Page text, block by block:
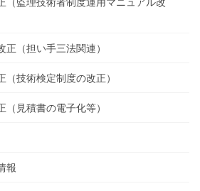
（監理技術者制度運用マニュアル改
（担い手三法関連）
（技術検定制度の改正）
見積書の電子化等）
報